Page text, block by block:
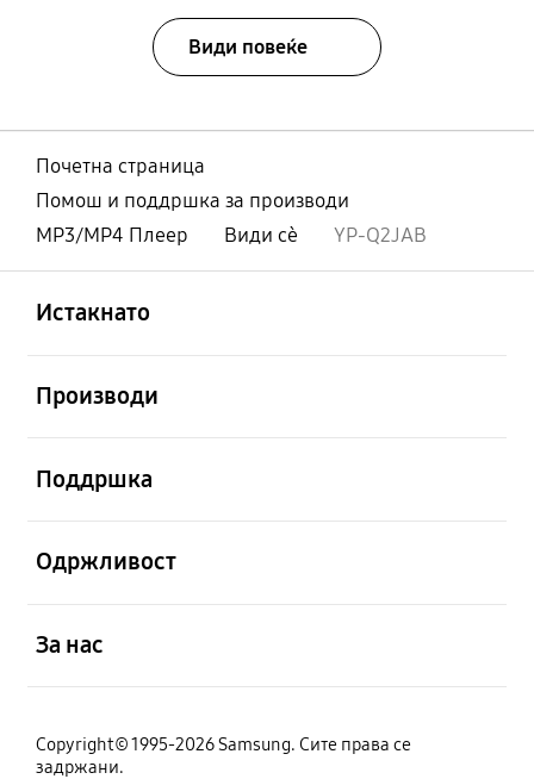
Види повеќе
Почетна страница
Помош и поддршка за производи
MP3/MP4 Плеер
Види сè YP-Q2JAB
Истакнато
Производи
Поддршка
Одржливост
За нас
Copyright© 1995-2026 Samsung. Сите права се
задржани.